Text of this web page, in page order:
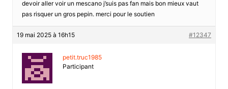
devoir aller voir un mescano j’suis pas fan mais bon mieux vaut
pas risquer un gros pepin. merci pour le soutien
19 mai 2025 à 16h15 #12347
petit.truc1985
Participant